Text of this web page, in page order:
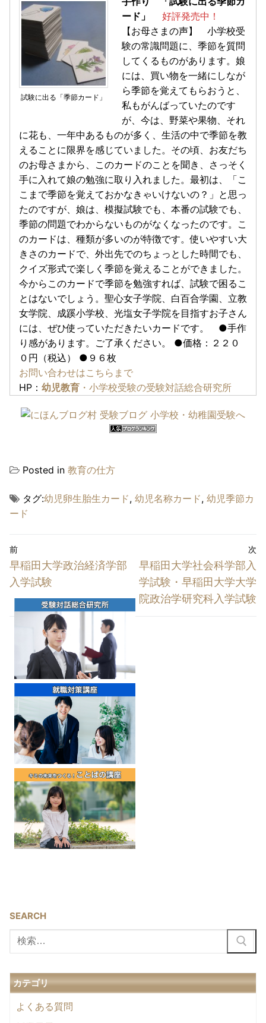
試験に出る「季節カード」
ード」 好評発売中！
【お母さまの声】 小学校受
験の常識問題に、季節を質問
してくるものがあります。娘
には、買い物を一緒にしなが
ら季節を覚えてもらおうと、
私もがんばっていたのです
が、今は、野菜や果物、それ
に花も、一年中あるものが多く、生活の中で季節を教
えることに限界を感じていました。その頃、お友だち
のお母さまから、このカードのことを聞き、さっそく
手に入れて娘の勉強に取り入れました。最初は、「こ
こまで季節を覚えておかなきゃいけないの？」と思っ
たのですが、娘は、模擬試験でも、本番の試験でも、
季節の問題でわからないものがなくなったのです。こ
のカードは、種類が多いのが特徴です。使いやすい大
きさのカードで、外出先でのちょっとした時間でも、
クイズ形式で楽しく季節を覚えることができました。
今からこのカードで季節を勉強すれば、試験で困るこ
とはないでしょう。聖心女子学院、白百合学園、立教
女学院、成蹊小学校、光塩女子学院を目指すお子さん
には、ぜひ使っていただきたいカードです。 ●手作
り感があります。ご了承ください。 ●価格：２２０
０円（税込） ●９６枚
お問い合わせはこちらまで
HP： 幼児教育 ・小学校受験の受験対話総合研究所
Posted in 教育の仕方
タグ:幼児卵生胎生カード, 幼児名称カード, 幼児季節カ
ード
投
稿
ナ
ビ
ョ
ン
前
前
の
稿:
早稲田大学政治経済学部
入学試験
次
次
の
投
早稲田大学社会科学部入
学試験・早稲田大学大学
院政治学研究科入学試験
SEARCH
検
索:
カテゴリ
よくある質問